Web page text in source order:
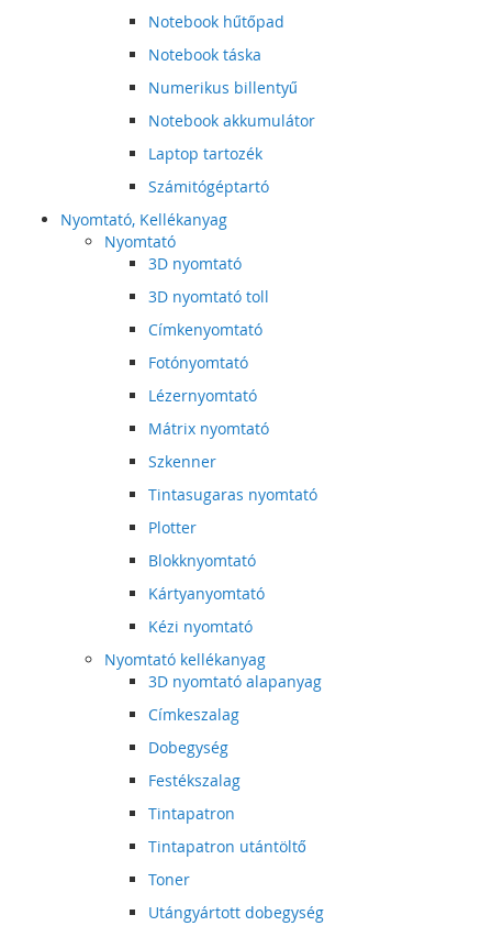
Notebook hűtőpad
Notebook táska
Numerikus billentyű
Notebook akkumulátor
Laptop tartozék
Számitógéptartó
Nyomtató, Kellékanyag
Nyomtató
3D nyomtató
3D nyomtató toll
Címkenyomtató
Fotónyomtató
Lézernyomtató
Mátrix nyomtató
Szkenner
Tintasugaras nyomtató
Plotter
Blokknyomtató
Kártyanyomtató
Kézi nyomtató
Nyomtató kellékanyag
3D nyomtató alapanyag
Címkeszalag
Dobegység
Festékszalag
Tintapatron
Tintapatron utántöltő
Toner
Utángyártott dobegység